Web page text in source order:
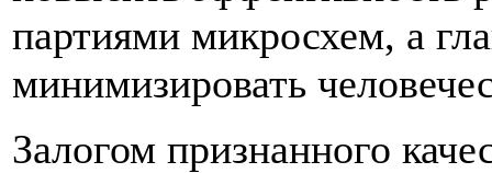
партиями микросхем, а
минимизировать
Залогом признанного